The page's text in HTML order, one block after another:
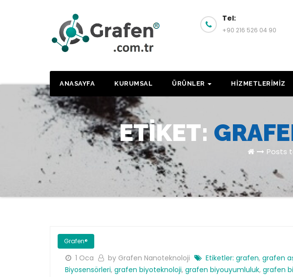
Tel:
+90 216 526 04 90
ANASAYFA KURUMSAL ÜRÜNLER HİZMETLERİMİZ
ETIKET:
Posts
Grafen®
1 Oca by Grafen Nanoteknoloji Etiketler: grafen, grafen
Biyosensörleri, grafen biyoteknoloji, grafen biyouyumluluk, grafen